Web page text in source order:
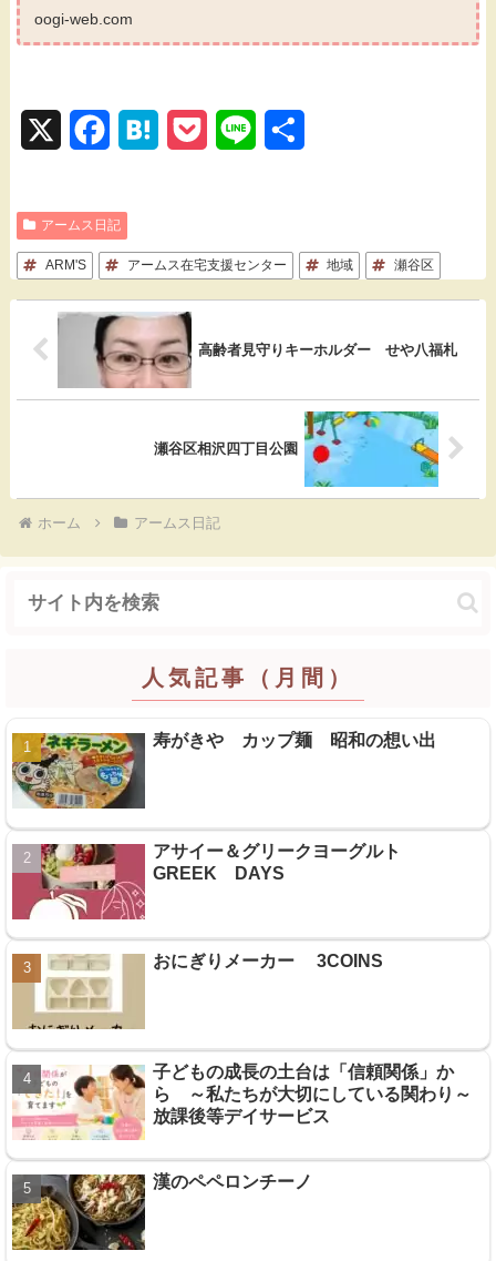
oogi-web.com
c
e
o
o
e k e
アームス日記
ARM'S アームス在宅支援センター 地域 瀬谷区
高齢者見守りキーホルダー せや八福札
瀬谷区相沢四丁目公園
ホーム アームス日記
人気記事（月間）
寿がきや カップ麺 昭和の想い出
アサイー＆グリークヨーグルト
GREEK DAYS
おにぎりメーカー 3COINS
子どもの成長の土台は「信頼関係」か
ら ～私たちが大切にしている関わり～
放課後等デイサービス
漢のペペロンチーノ